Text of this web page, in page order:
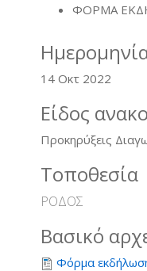
ΦΟΡΜΑ
14 Οκτ 2022
Είδος
Προκηρύξεις
Τοποθεσία
ΡΟΔΟΣ
Βασικό
Φόρμα